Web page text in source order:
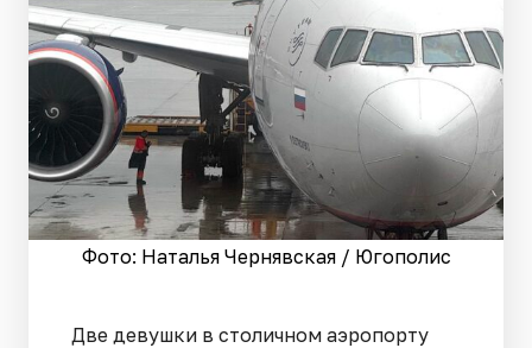
Фото: Наталья Чернявская / Югополис
Две девушки в столичном аэропорту